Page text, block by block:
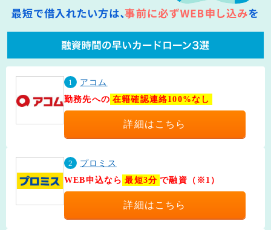
1
アコム
勤務先への 在籍確認連絡100%なし
詳細はこちら
2
プロミス
WEB申込なら 最短3分 で融資（※1）
詳細はこちら